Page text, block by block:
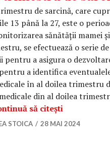
de sarcină, care
13 până la 27, este o
sănătății mamei
se efectuează o serie
pentru a asigura o
a identifica
în al doilea trimestru
din al doilea
să citești
STOICA 28 MAI 2024